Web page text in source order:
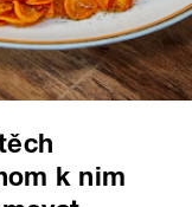
k nim